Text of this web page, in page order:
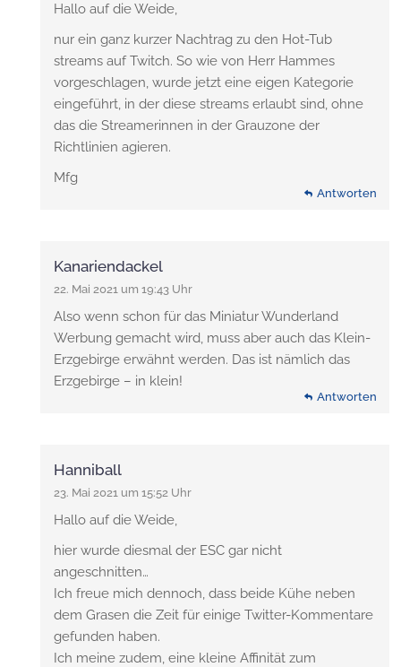
Hallo auf die Weide,
nur ein ganz kurzer Nachtrag zu den Hot-Tub
streams auf Twitch. So wie von Herr Hammes
vorgeschlagen, wurde jetzt eine eigen Kategorie
eingeführt, in der diese streams erlaubt sind, ohne
das die Streamerinnen in der Grauzone der
Richtlinien agieren.
Mfg
Antworten
Kanariendackel
22. Mai 2021 um 19:43 Uhr
Also wenn schon für das Miniatur Wunderland
Werbung gemacht wird, muss aber auch das Klein-
Erzgebirge erwähnt werden. Das ist nämlich das
Erzgebirge – in klein!
Antworten
Hanniball
23. Mai 2021 um 15:52 Uhr
Hallo auf die Weide,
hier wurde diesmal der ESC gar nicht
angeschnitten…
Ich freue mich dennoch, dass beide Kühe neben
dem Grasen die Zeit für einige Twitter-Kommentare
gefunden haben.
Ich meine zudem, eine kleine Affinität zum